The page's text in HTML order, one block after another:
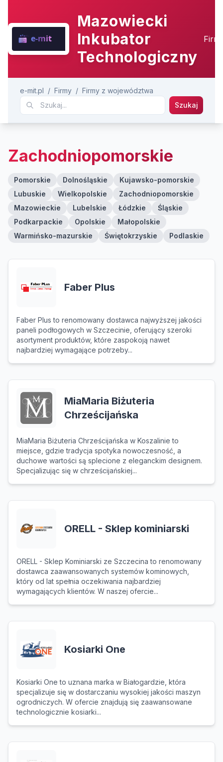
Mazowiecki
Inkubator
Technologiczny
e-mit.pl / Firmy / Firmy z województwa
Szukaj
Zachodniopomorskie
Pomorskie Dolnośląskie
Kujawsko-pomorskie
Lubuskie
Wielkopolskie
Zachodniopomorskie
Mazowieckie
Lubelskie Łódzkie
Śląskie
Podkarpackie
Opolskie
Małopolskie
Warmińsko-mazurskie
Świętokrzyskie Podlaskie
Faber Plus
Faber Plus to renomowany dostawca najwyższej jakości
paneli podłogowych w Szczecinie, oferujący szeroki
asortyment produktów, które zaspokoją nawet
najbardziej wymagające potrzeby...
MiaMaria Biżuteria
Chrześcijańska
MiaMaria Biżuteria Chrześcijańska w Koszalinie to
miejsce, gdzie tradycja spotyka nowoczesność, a
duchowe wartości są splecione z eleganckim designem.
Specjalizując się w chrześcijańskiej...
ORELL - Sklep kominiarski
ORELL - Sklep Kominiarski ze Szczecina to renomowany
dostawca zaawansowanych systemów kominowych,
który od lat spełnia oczekiwania najbardziej
wymagających klientów. W naszej ofercie...
Kosiarki One
Kosiarki One to uznana marka w Białogardzie, która
specjalizuje się w dostarczaniu wysokiej jakości maszyn
ogrodniczych. W ofercie znajdują się zaawansowane
technologicznie kosiarki...